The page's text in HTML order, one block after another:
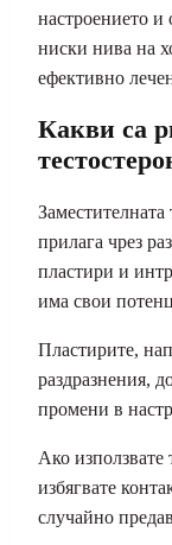
настроението и
ниски нива на
ефективно
Какви са
Заместителната
прилага чрез
пластири и
има свои
Пластирите,
раздразнения,
промени в
Ако използвате
избягвате
случайно